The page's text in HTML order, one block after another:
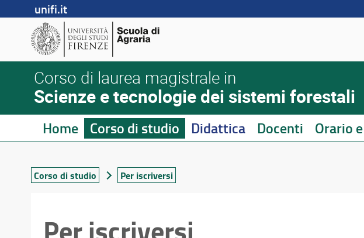
unifi.it
Corso di laurea magistrale in
Scienze e tecnologie dei sistemi forestali
Home Corso di studio Didattica Docenti Orario
Corso di studio Per iscriversi
Per iscriversi